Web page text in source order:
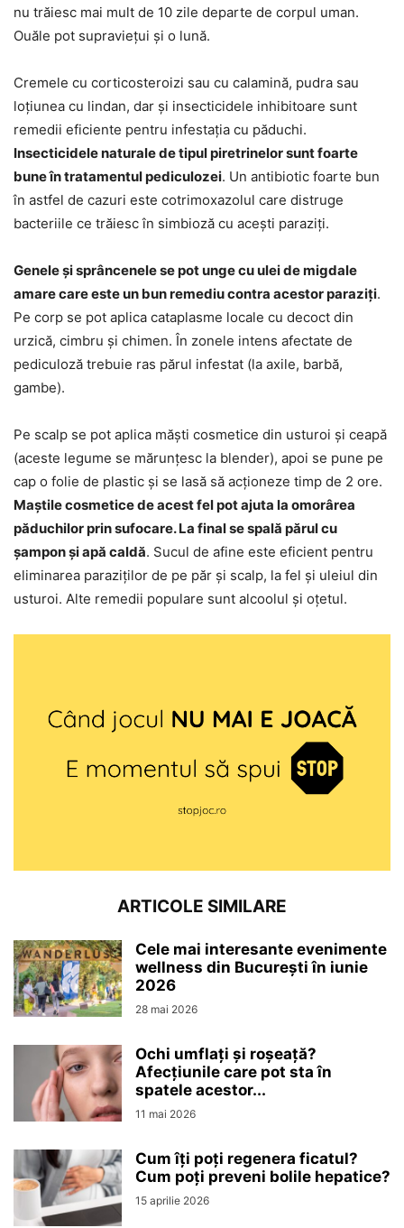
nu trăiesc mai mult de 10 zile departe de corpul uman.
Ouăle pot supraviețui și o lună.
Cremele cu corticosteroizi sau cu calamină, pudra sau
loțiunea cu lindan, dar și insecticidele inhibitoare sunt
remedii eficiente pentru infestația cu păduchi.
Insecticidele naturale de tipul piretrinelor sunt foarte
bune în tratamentul pediculozei. Un antibiotic foarte bun
în astfel de cazuri este cotrimoxazolul care distruge
bacteriile ce trăiesc în simbioză cu acești paraziți.
Genele și sprâncenele se pot unge cu ulei de migdale
amare care este un bun remediu contra acestor paraziți.
Pe corp se pot aplica cataplasme locale cu decoct din
urzică, cimbru și chimen. În zonele intens afectate de
pediculoză trebuie ras părul infestat (la axile, barbă,
gambe).
Pe scalp se pot aplica măști cosmetice din usturoi și ceapă
(aceste legume se mărunțesc la blender), apoi se pune pe
cap o folie de plastic și se lasă să acționeze timp de 2 ore.
Maștile cosmetice de acest fel pot ajuta la omorârea
păduchilor prin sufocare. La final se spală părul cu
șampon și apă caldă. Sucul de afine este eficient pentru
eliminarea paraziților de pe păr și scalp, la fel și uleiul din
usturoi. Alte remedii populare sunt alcoolul și oțetul.
ARTICOLE SIMILARE
Cele mai interesante evenimente
wellness din București în iunie
2026
28 mai 2026
Ochi umflați și roșeață?
Afecțiunile care pot sta în
spatele acestor...
11 mai 2026
Cum îți poți regenera ficatul?
Cum poți preveni bolile hepatice?
15 aprilie 2026